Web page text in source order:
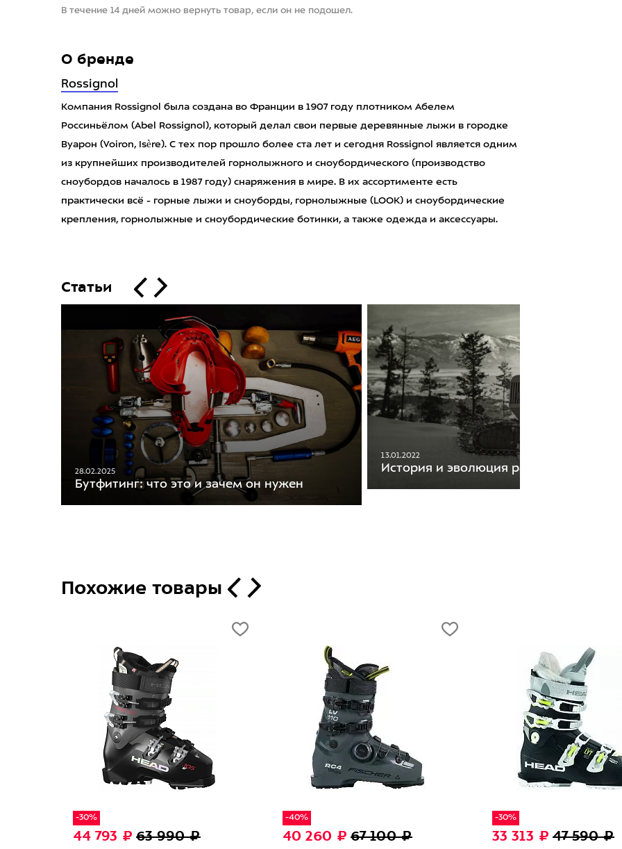
В течение 14 дней можно вернуть товар, если он не подошел.
О бренде
Rossignol
Компания Rossignol была создана во Франции в 1907 году плотником Абелем
Россиньёлом (Abel Rossignol), который делал свои первые деревянные лыжи в городке
Вуарон (Voiron, Isère). С тех пор прошло более ста лет и сегодня Rossignol является одним
из крупнейших производителей горнолыжного и сноубордического (производство
сноубордов началось в 1987 году) снаряжения в мире. В их ассортименте есть
практически всё - горные лыжи и сноуборды, горнолыжные (LOOK) и сноубордические
крепления, горнолыжные и сноубордические ботинки, а также одежда и аксессуары.
Статьи
28.02.2025
Бутфитинг: что это и зачем он нужен
13.01.2022
История и эволюция ратраков
Похожие товары
-30%
44 793 ₽ 63 990 ₽
-40%
40 260 ₽ 67 100 ₽
-30%
33 313 ₽ 47 590 ₽